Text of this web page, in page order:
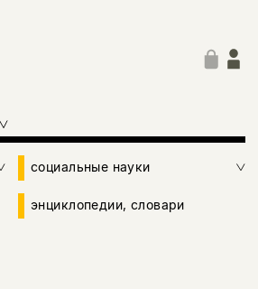
социальные науки
энциклопедии, словари